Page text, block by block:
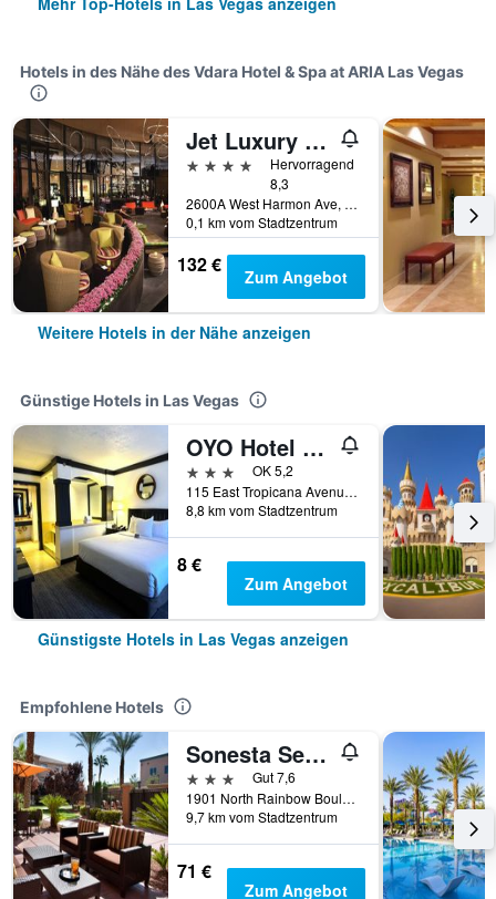
Hotels in des Nähe des Vdara Hotel & Spa at ARIA Las Vegas
Jet Luxury at the Vdara Condo Hotel
4 Sterne
Hervorragend
8,3
2600A West Harmon Ave, Las Vegas, NV, USA
0,1 km vom Stadtzentrum
132 € Zum Angebot
Weitere Hotels in der Nähe anzeigen
Günstige Hotels in Las Vegas
OYO Hotel And Casino Las Vegas
3 Sterne
OK 5,2
115 East Tropicana Avenue, Las Vegas, NV, USA
8,8 km vom Stadtzentrum
8 €
Zum Angebot
Günstigste Hotels in Las Vegas anzeigen
Empfohlene Hotels
Sonesta Select Las Vegas Summerlin
3 Sterne
Gut 7,6
1901 North Rainbow Boulevard, Las Vegas, NV, USA
9,7 km vom Stadtzentrum
71 €
Zum Angebot